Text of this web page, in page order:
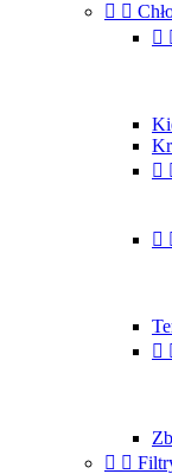
 




 